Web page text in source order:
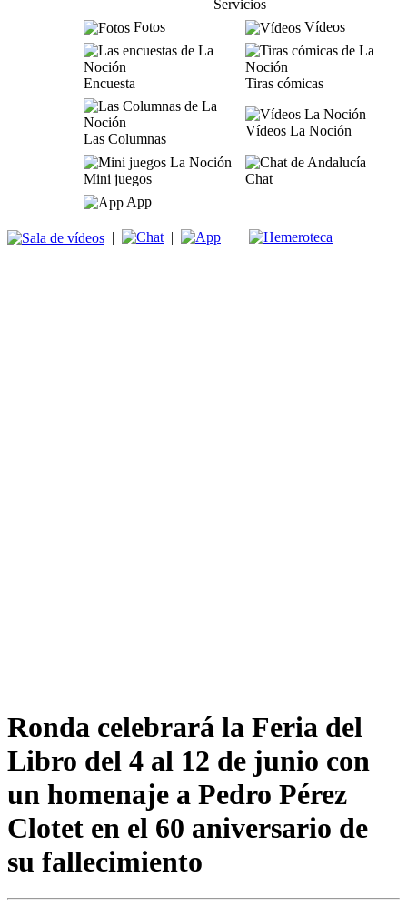
Servicios
Fotos
Vídeos
Encuesta Tiras cómicas
Las Columnas
Vídeos La Noción
Mini juegos
Chat
App
| | |
Ronda celebrará la Feria del
Libro del 4 al 12 de junio con
un homenaje a Pedro Pérez
Clotet en el 60 aniversario de
su fallecimiento